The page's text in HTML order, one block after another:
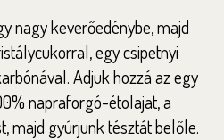
nagy keverőedénybe, majd
egy csipetnyi
Adjuk hozzá az egy
napraforgó-étolajat, a
majd gyúrjunk tésztát belőle.